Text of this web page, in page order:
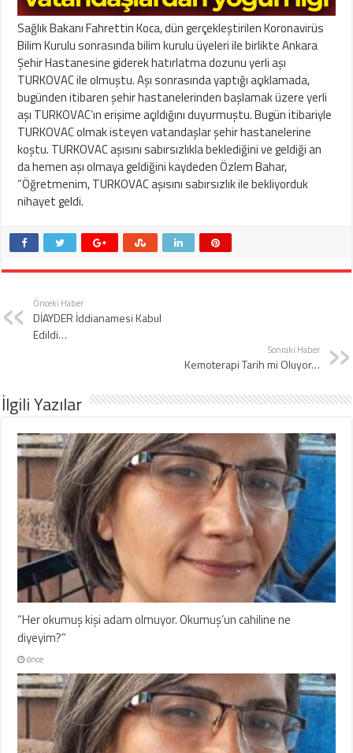
Sağlık Bakanı Fahrettin Koca, dün gerçekleştirilen Koronavirüs
Bilim Kurulu sonrasında bilim kurulu üyeleri ile birlikte Ankara
Şehir Hastanesine giderek hatırlatma dozunu yerli aşı
TURKOVAC ile olmuştu. Aşı sonrasında yaptığı açıklamada,
bugünden itibaren şehir hastanelerinden başlamak üzere yerli
aşı TURKOVAC’ın erişime açıldığını duyurmuştu. Bugün itibariyle
TURKOVAC olmak isteyen vatandaşlar şehir hastanelerine
koştu. TURKOVAC aşısını sabırsızlıkla beklediğini ve geldiği an
da hemen aşı olmaya geldiğini kaydeden Özlem Bahar,
“Öğretmenim, TURKOVAC aşısını sabırsızlık ile bekliyorduk
nihayet geldi.
Önceki Haber
DİAYDER İddianamesi Kabul
Edildi…
Sonraki Haber
Kemoterapi Tarih mi Oluyor…
İlgili Yazılar
“Her okumuş kişi adam olmuyor. Okumuş’un cahiline ne
diyeyim?”
önce